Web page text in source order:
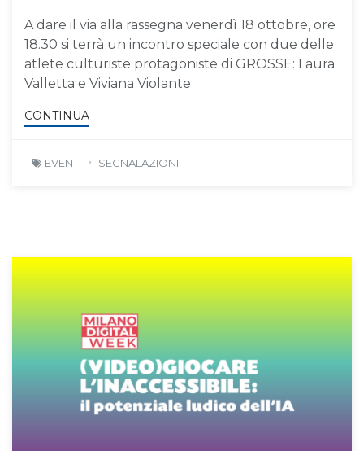
A dare il via alla rassegna venerdì 18 ottobre, ore
18.30 si terrà un incontro speciale con due delle
atlete culturiste protagoniste di GROSSE: Laura
Valletta e Viviana Violante
CONTINUA
EVENTI SEGNALAZIONI